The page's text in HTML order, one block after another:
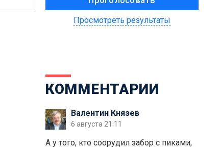
Просмотреть результаты
КОММЕНТАРИИ
Валентин Князев
6 августа 21:11
А у того, кто соорудил забор с пиками,